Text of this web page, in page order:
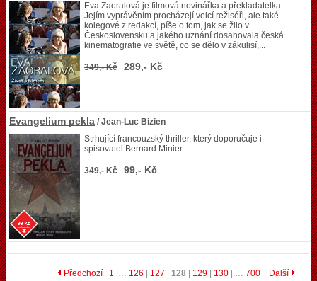
Eva Zaoralová je filmová novinářka a překladatelka.
Jejím vyprávěním procházejí velcí režiséři, ale také
kolegové z redakcí, píše o tom, jak se žilo v
Československu a jakého uznání dosahovala česká
kinematografie ve světě, co se dělo v zákulisí,...
349,- Kč 289,- Kč
Evangelium pekla / Jean-Luc Bizien
Strhující francouzský thriller, který doporučuje i
spisovatel Bernard Minier.
349,- Kč 99,- Kč
Předchozí 1 |… 126 127 128 129 130 | … 700 Další